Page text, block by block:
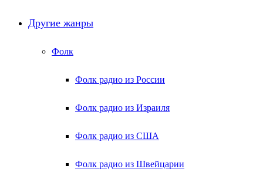
Другие жанры
Фолк
Фолк радио из России
Фолк радио из Израиля
Фолк радио из США
Фолк радио из Швейцарии